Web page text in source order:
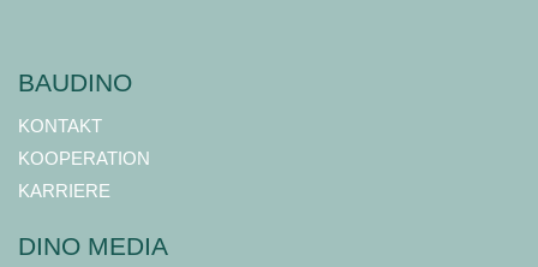
BAUDINO
KONTAKT
KOOPERATION
KARRIERE
DINO MEDIA